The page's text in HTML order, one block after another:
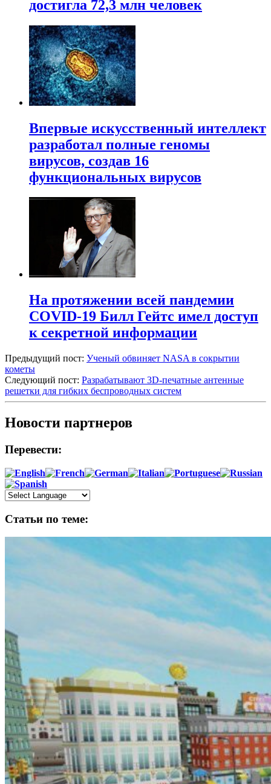
достигла 72,3 млн человек
Впервые искусственный интеллект
разработал полные геномы
вирусов, создав 16
функциональных вирусов
На протяжении всей пандемии
COVID-19 Билл Гейтс имел доступ
к секретной информации
Предыдущий пост: Ученый обвиняет NASA в сокрытии
кометы
Следующий пост: Разрабатывают 3D-печатные антенные
решетки для гибких беспроводных систем
Новости партнеров
Перевести:
Статьи по теме: